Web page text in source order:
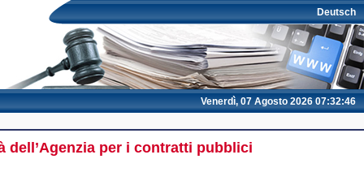
Deutsch
Venerdì, 07 Agosto 2026 07:32:46
dell’Agenzia per i contratti pubblici